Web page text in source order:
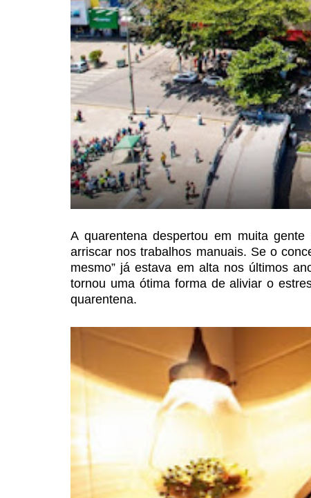
A quarentena despertou em muita
arriscar nos trabalhos manuais. Seo
mesmo” já estava em alta nos últimos
tornou uma ótima forma de aliviar o
quarentena.